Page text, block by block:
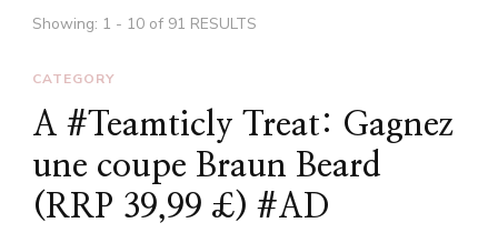
Showing: 1 - 10 of 91 RESULTS
CATEGORY
A #Teamticly Treat: Gagnez
une coupe Braun Beard
(RRP 39,99 £) #AD